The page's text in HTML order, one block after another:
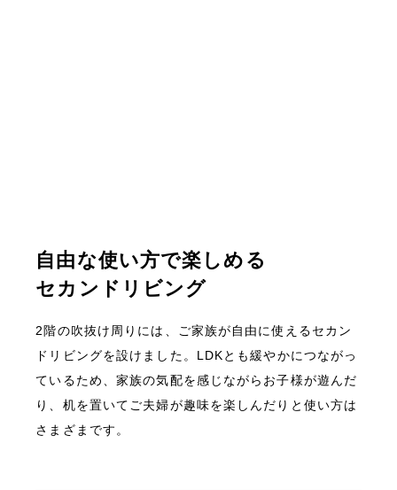
自由な使い方で楽しめる
セカンドリビング
2階の吹抜け周りには、ご家族が自由に使えるセカン
ドリビングを設けました。LDKとも緩やかにつながっ
ているため、家族の気配を感じながらお子様が遊んだ
り、机を置いてご夫婦が趣味を楽しんだりと使い方は
さまざまです。